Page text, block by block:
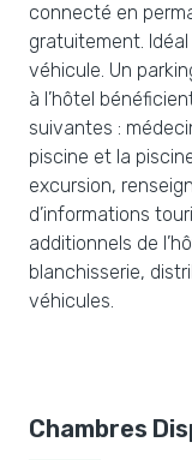
connecté en
gratuitement.
véhicule. Un
à l’hôtel
suivantes :
piscine et la
excursion,
d’informations
additionnels de
blanchisserie,
véhicules.
Chambres